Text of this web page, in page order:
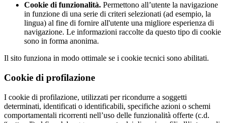
Cookie di funzionalità. Permettono all’utente la navigazione
in funzione di una serie di criteri selezionati (ad esempio, la
lingua) al fine di fornire all'utente una migliore esperienza di
navigazione. Le informazioni raccolte da questo tipo di cookie
sono in forma anonima.
Il sito funziona in modo ottimale se i cookie tecnici sono abilitati.
Cookie di profilazione
I cookie di profilazione, utilizzati per ricondurre a soggetti
determinati, identificati o identificabili, specifiche azioni o schemi
comportamentali ricorrenti nell’uso delle funzionalità offerte (c.d.